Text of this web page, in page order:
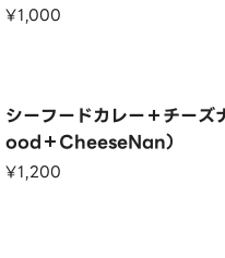
¥1,000
シーフードカレー＋チー
ood＋CheeseNan）
¥1,200